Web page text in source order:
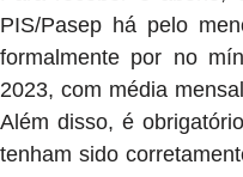
PIS/Pasep há pelo
formalmente por no
2023, com média
Além disso, é
tenham sido